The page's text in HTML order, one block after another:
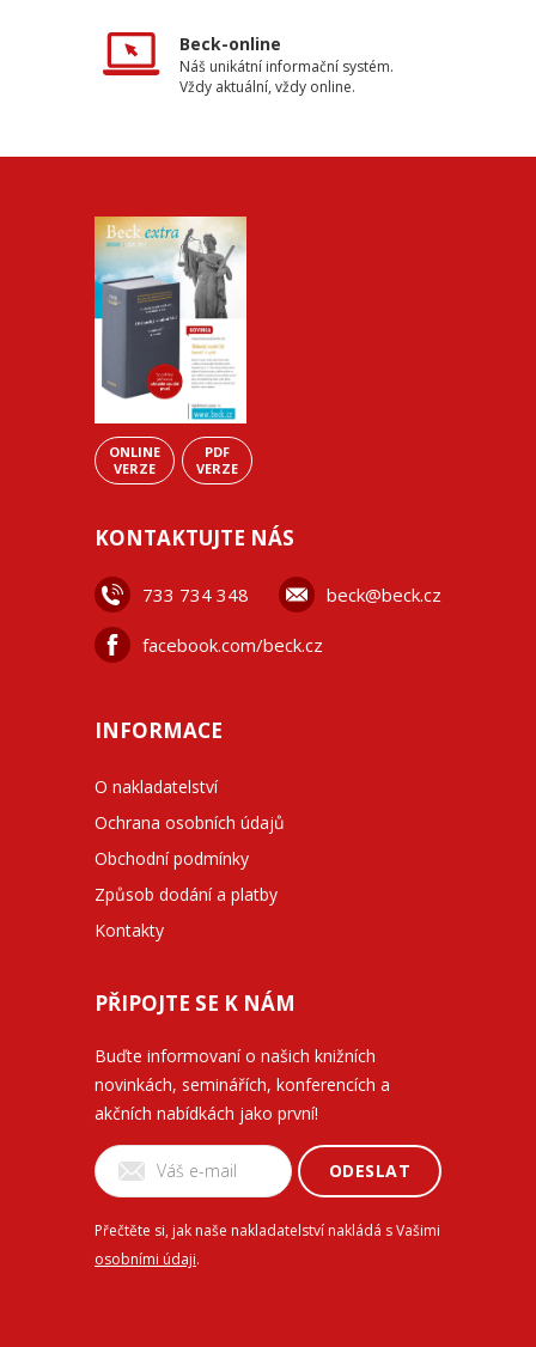
Beck-online
Náš unikátní informační systém.
Vždy aktuální, vždy online.
ONLINE
VERZE
PDF
VERZE
KONTAKTUJTE NÁS
733 734 348 beck@beck.cz
facebook.com/beck.cz
INFORMACE
O nakladatelství
Ochrana osobních údajů
Obchodní podmínky
Způsob dodání a platby
Kontakty
PŘIPOJTE SE K NÁM
Buďte informovaní o našich knižních
novinkách, seminářích, konferencích a
akčních nabídkách jako první!
ODESLAT
Přečtěte si, jak naše nakladatelství nakládá s Vašimi
osobními údaji.